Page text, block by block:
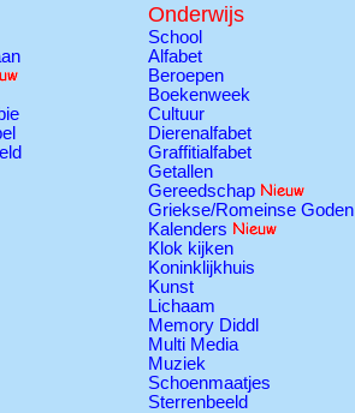
Onderwijs
School
Alfabet
Beroepen
Boekenweek
Cultuur
Dierenalfabet
Graffitialfabet
Getallen
Gereedschap
Griekse/Romeinse Goden
Kalenders
Klok kijken
Koninklijkhuis
Kunst
Lichaam
Memory Diddl
Multi Media
Muziek
Schoenmaatjes
Sterrenbeeld